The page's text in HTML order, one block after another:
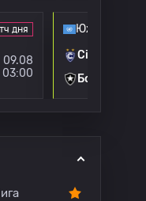
дня
09.08
03:00
Cienciano
Ботафого